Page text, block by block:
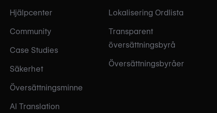
Hjälpcenter
Community
Case Studies
Säkerhet
Översättningsminne
AI Translation
Lokalisering Ordlista
Transparent
översättningsbyrå
Översättningsbyråer